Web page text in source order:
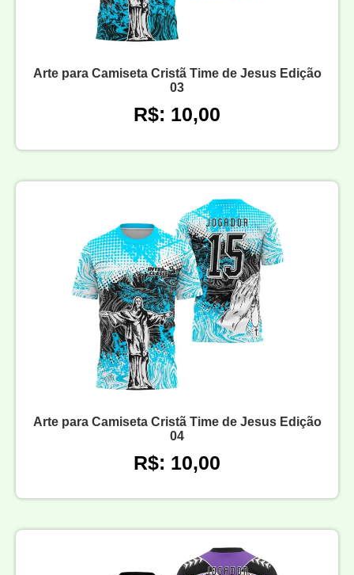
Arte para Camiseta Cristã Time de Jesus Edição
03
R$: 10,00
Arte para Camiseta Cristã Time de Jesus Edição
04
R$: 10,00